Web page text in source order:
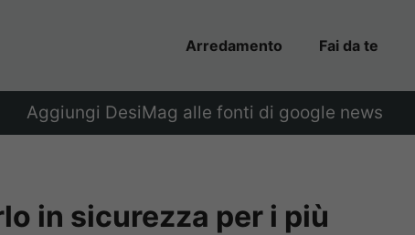
Arredamento Fai da te
Aggiungi DesiMag alle fonti di google news
in sicurezza per i più